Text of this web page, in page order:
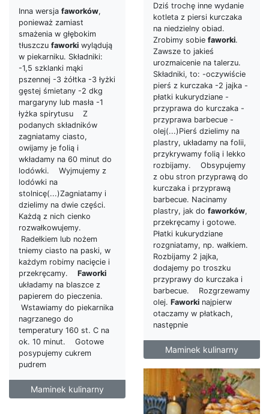
Dziś trochę inne wydanie
kotleta z piersi kurczaka
na niedzielny obiad.
Zrobimy sobie faworki.
Zawsze to jakieś
urozmaicenie na talerzu.
Składniki, to: -oczywiście
pierś z kurczaka -2 jajka -
płatki kukurydziane -
przyprawa do kurczaka -
przyprawa barbecue -
olej(...)Pierś dzielimy na
plastry, układamy na folii,
przykrywamy folią i lekko
rozbijamy. Obsypujemy
z obu stron przyprawą do
kurczaka i przyprawą
barbecue. Nacinamy
plastry, jak do faworków,
przekręcamy i gotowe.
Płatki kukurydziane
rozgniatamy, np. wałkiem.
Rozbijamy 2 jajka,
dodajemy po troszku
przyprawy do kurczaka i
barbecue. Rozgrzewamy
olej. Faworki najpierw
otaczamy w płatkach,
następnie
Maminek kulinarny
Inna wersja faworków,
ponieważ zamiast
smażenia w głębokim
tłuszczu faworki wylądują
w piekarniku. Składniki:
-1,5 szklanki mąki
pszennej -3 żółtka -3 łyżki
gęstej śmietany -2 dkg
margaryny lub masła -1
łyżka spirytusu Z
podanych składników
zagniatamy ciasto,
owijamy je folią i
wkładamy na 60 minut do
lodówki. Wyjmujemy z
lodówki na
stolnicę(...)Zagniatamy i
dzielimy na dwie części.
Każdą z nich cienko
rozwałkowujemy.
Radełkiem lub nożem
tniemy ciasto na paski, w
każdym robimy nacięcie i
przekręcamy. Faworki
układamy na blaszce z
papierem do pieczenia.
Wstawiamy do piekarnika
nagrzanego do
temperatury 160 st. C na
ok. 10 minut. Gotowe
posypujemy cukrem
pudrem
Maminek kulinarny